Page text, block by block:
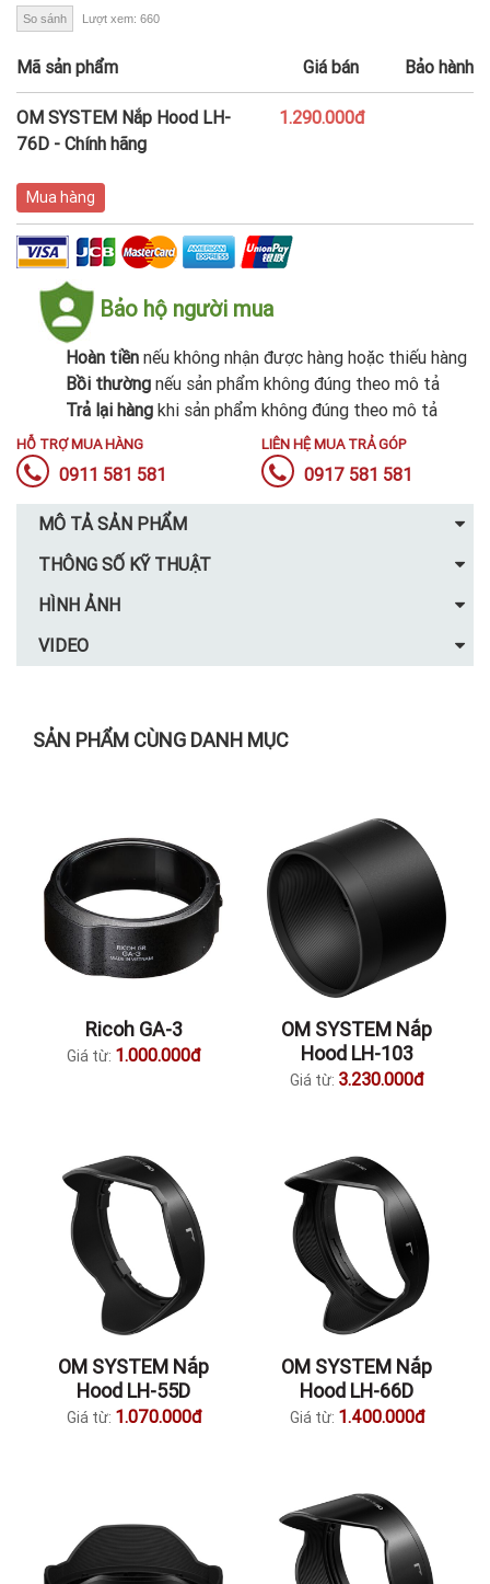
So sánh Lượt xem: 660
Mã sản phẩm Giá bán Bảo hành
OM SYSTEM Nắp Hood LH-
76D - Chính hãng
1.290.000đ
Mua hàng
Bảo hộ người mua
Hoàn tiền nếu không nhận được hàng hoặc thiếu hàng
Bồi thường nếu sản phẩm không đúng theo mô tả
Trả lại hàng khi sản phẩm không đúng theo mô tả
HỖ TRỢ MUA HÀNG
0911 581 581
LIÊN HỆ MUA TRẢ GÓP
0917 581 581
MÔ TẢ SẢN PHẨM
THÔNG SỐ KỸ THUẬT
HÌNH ẢNH
VIDEO
SẢN PHẨM CÙNG DANH MỤC
Ricoh GA-3
Giá từ: 1.000.000đ
OM SYSTEM Nắp
Hood LH-103
Giá từ: 3.230.000đ
OM SYSTEM Nắp
Hood LH-55D
Giá từ: 1.070.000đ
OM SYSTEM Nắp
Hood LH-66D
Giá từ: 1.400.000đ